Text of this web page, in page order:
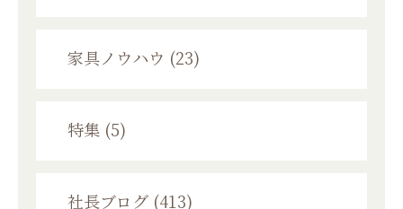
家具ノウハウ (23)
特集 (5)
社長ブログ (413)